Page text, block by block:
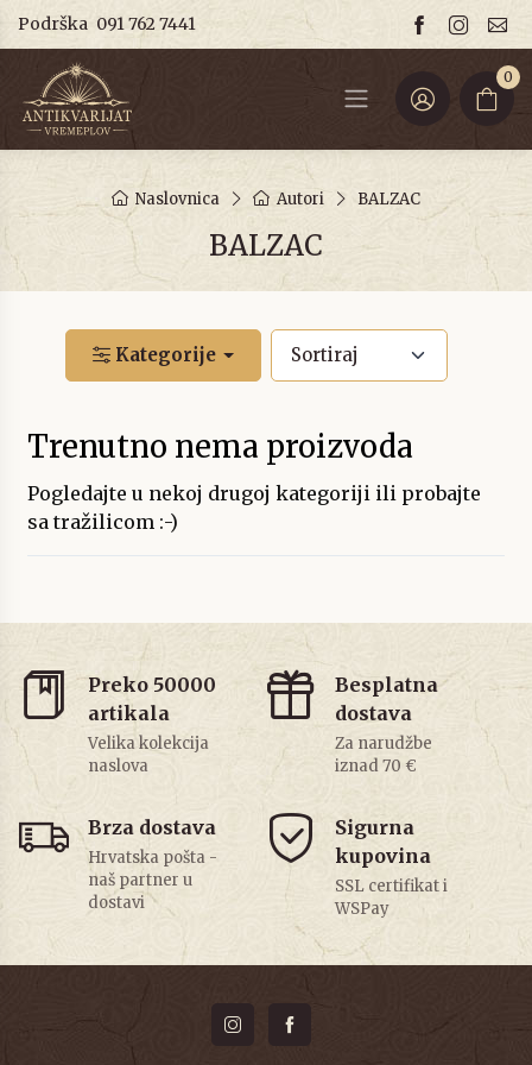
Podrška 091 762 7441
0
Naslovnica Autori BALZAC
BALZAC
Kategorije
Trenutno nema proizvoda
Pogledajte u nekoj drugoj kategoriji ili probajte
sa tražilicom :-)
Preko 50000
artikala
Velika kolekcija
naslova
Besplatna
dostava
Za narudžbe
iznad 70 €
Brza dostava
Hrvatska pošta -
naš partner u
dostavi
Sigurna
kupovina
SSL certifikat i
WSPay